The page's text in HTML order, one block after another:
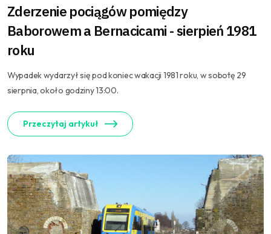
Zderzenie pociągów pomiędzy
Baborowem a Bernacicami - sierpień 1981
roku
Wypadek wydarzył się pod koniec wakacji 1981 roku, w sobotę 29
sierpnia, około godziny 13:00.
Przeczytaj artykuł